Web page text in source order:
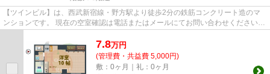
【ツインビル】は、西武新宿線・野方駅より徒歩2分の鉄筋コンクリート造のマ
ンションです。 現在の空室確認は電話またはメールにてお問い合わせください。
7.8万円
(管理費・共益費 5,000円)
敷：0ヶ月｜礼：0ヶ月